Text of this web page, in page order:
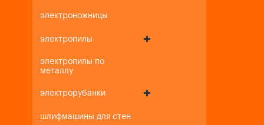
электроножницы
электропилы
электропилы по
металлу
электрорубанки
шлифмашины для стен